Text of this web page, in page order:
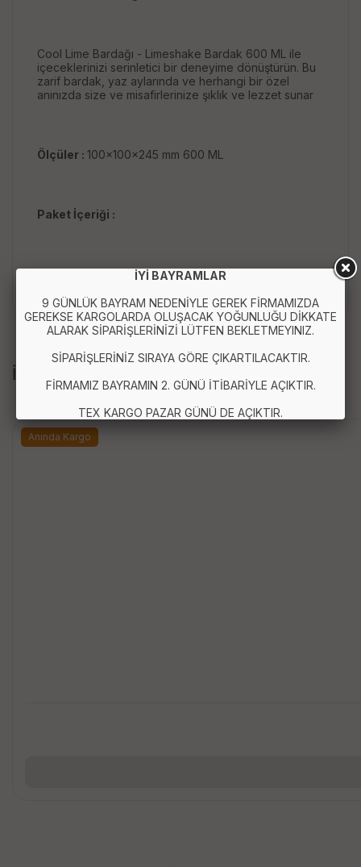
Cool Lime Bardağı - Limeshake Bardak 600 ML ile
içeceklerinizi serinletici bir deneyime dönüştürün. Bu
zarif bardak, yaz aylarında ve herhangi bir özel
anınızda size ve misafirlerinize şıklık ve lezzet sunar
Ölçüler : 100x100x245 mm 600 ML
Paket İçeriği :
1 Adet Cool Lime Bardağı - Limeshake Bardak 600 ML
İLGİLİ ÜRÜNLER
Anında Kargo
İYİ BAYRAMLAR
9 GÜNLÜK BAYRAM NEDENİYLE GEREK FİRMAMIZDA
GEREKSE KARGOLARDA OLUŞACAK YOĞUNLUĞU DİKKATE
ALARAK SİPARİŞLERİNİZİ LÜTFEN BEKLETMEYINIZ.
SİPARİŞLERİNİZ SIRAYA GÖRE ÇIKARTILACAKTIR.
FİRMAMIZ BAYRAMIN 2. GÜNÜ İTİBARİYLE AÇIKTIR.
TEX KARGO PAZAR GÜNÜ DE AÇIKTIR.